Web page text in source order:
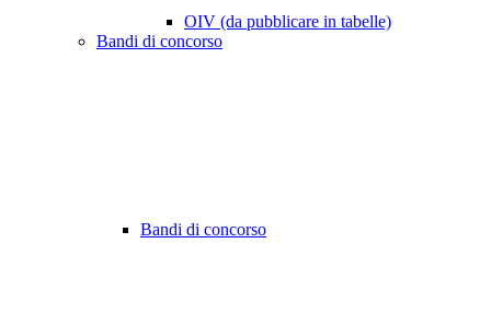
OIV (da pubblicare in tabelle)
Bandi di concorso
Bandi di concorso